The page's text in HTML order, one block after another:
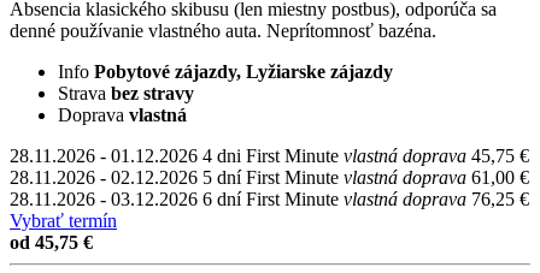
Absencia klasického skibusu (len miestny postbus), odporúča sa
denné používanie vlastného auta. Neprítomnosť bazéna.
Info Pobytové zájazdy, Lyžiarske zájazdy
Strava bez stravy
Doprava vlastná
28.11.2026 - 01.12.2026 4 dni First Minute vlastná doprava 45,75 €
28.11.2026 - 02.12.2026 5 dní First Minute vlastná doprava 61,00 €
28.11.2026 - 03.12.2026 6 dní First Minute vlastná doprava 76,25 €
Vybrať termín
od 45,75 €